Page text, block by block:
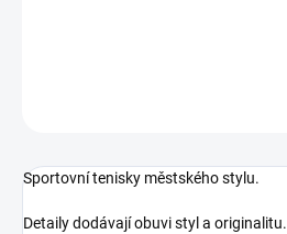
Sportovní tenisky městského stylu.
Detaily dodávají obuvi styl a originalitu.